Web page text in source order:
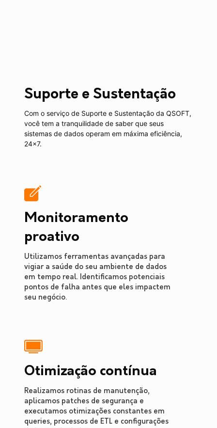
Suporte e Sustentação
Com o serviço de Suporte e Sustentação da QSOFT,
você tem a tranquilidade de saber que seus
sistemas de dados operam em máxima eficiência,
24x7.
Monitoramento
proativo
Utilizamos ferramentas avançadas para
vigiar a saúde do seu ambiente de dados
em tempo real. Identificamos potenciais
pontos de falha antes que eles impactem
seu negócio.
Otimização contínua
Realizamos rotinas de manutenção,
aplicamos patches de segurança e
executamos otimizações constantes em
queries, processos de ETL e configurações